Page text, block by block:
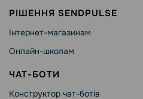
РІШЕННЯ SENDPULSE
Інтернет-магазинам
Онлайн-школам
ЧАТ-БОТИ
Конструктор чат-ботів